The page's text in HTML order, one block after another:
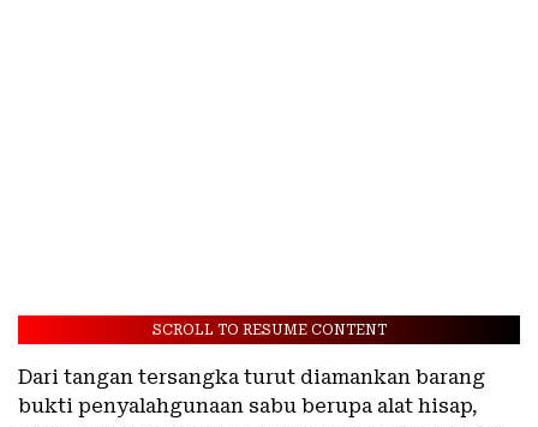
SCROLL TO RESUME CONTENT
Dari tangan tersangka turut diamankan barang
bukti penyalahgunaan sabu berupa alat hisap,